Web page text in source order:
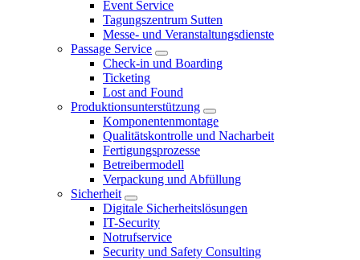
Event Service
Tagungszentrum Sutten
Messe- und Veranstaltungsdienste
Passage Service
Check-in und Boarding
Ticketing
Lost and Found
Produktionsunterstützung
Komponentenmontage
Qualitätskontrolle und Nacharbeit
Fertigungsprozesse
Betreibermodell
Verpackung und Abfüllung
Sicherheit
Digitale Sicherheitslösungen
IT-Security
Notrufservice
Security und Safety Consulting